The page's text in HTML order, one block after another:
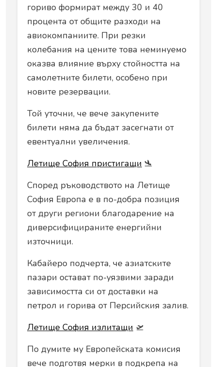
гориво формират между 30 и 40
процента от общите разходи на
авиокомпаниите. При резки
колебания на цените това неминуемо
оказва влияние върху стойността на
самолетните билети, особено при
новите резервации.
Той уточни, че вече закупените
билети няма да бъдат засегнати от
евентуални увеличения.
Летище София пристигащи 🛬
Според ръководството на Летище
София Европа е в по-добра позиция
от други региони благодарение на
диверсифицираните енергийни
източници.
Кабайеро подчерта, че азиатските
пазари остават по-уязвими заради
зависимостта си от доставки на
петрол и горива от Персийския залив.
Летище София излитащи 🛫
По думите му Европейската комисия
вече подготвя мерки в подкрепа на